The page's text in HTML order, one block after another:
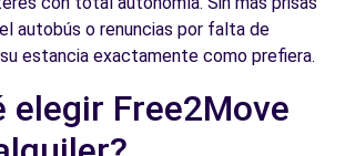
autobús o renuncias por falta de
estancia exactamente como prefiera.
elegir Free2Move